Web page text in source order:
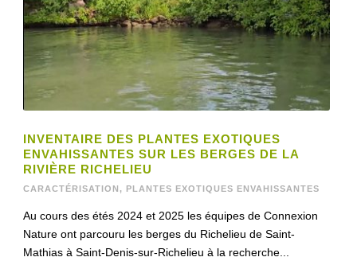
INVENTAIRE DES PLANTES EXOTIQUES
ENVAHISSANTES SUR LES BERGES DE LA
RIVIÈRE RICHELIEU
CARACTÉRISATION , PLANTES EXOTIQUES ENVAHISSANTES
Au cours des étés 2024 et 2025 les équipes de Connexion
Nature ont parcouru les berges du Richelieu de Saint-
Mathias à Saint-Denis-sur-Richelieu à la recherche...